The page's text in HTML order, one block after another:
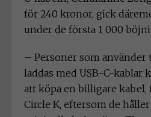
för 240 kronor, gick
under de första 1 000
– Personer som använder
laddas med USB-C-kablar
att köpa en billigare
Circle K, eftersom de